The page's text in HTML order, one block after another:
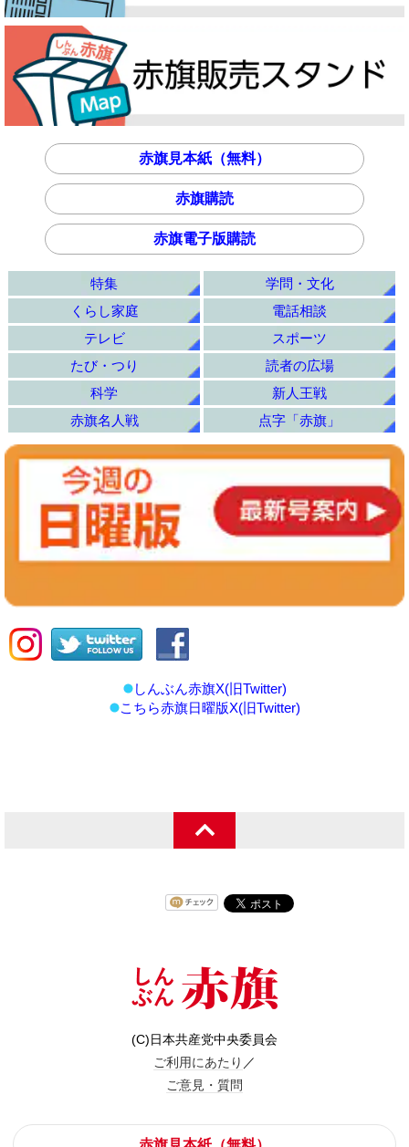
赤旗見本紙（無料）
赤旗購読
赤旗電子版購読
特集
学問・文化
くらし家庭
電話相談
テレビ
スポーツ
たび・つり
読者の広場
科学
新人王戦
赤旗名人戦
点字「赤旗」
しんぶん赤旗X(旧Twitter)
こちら赤旗日曜版X(旧Twitter)
(C)日本共産党中央委員会
ご利用にあたり ／
ご意見・質問